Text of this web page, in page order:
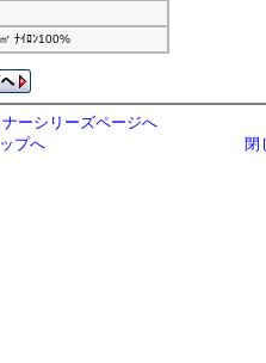
ﾅｲﾛﾝ100%
ーシリーズページへ
プへ
閉